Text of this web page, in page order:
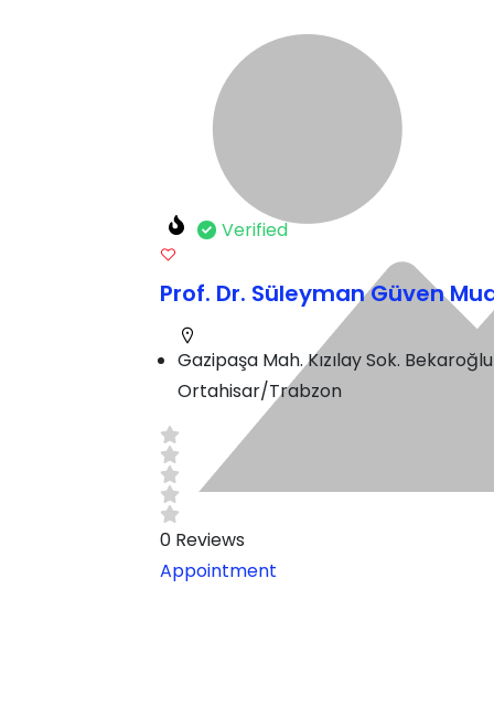
Verified
Prof. Dr. Süleyman Güven
Gazipaşa Mah. Kızılay Sok.
Ortahisar/Trabzon
0 Reviews
Appointment